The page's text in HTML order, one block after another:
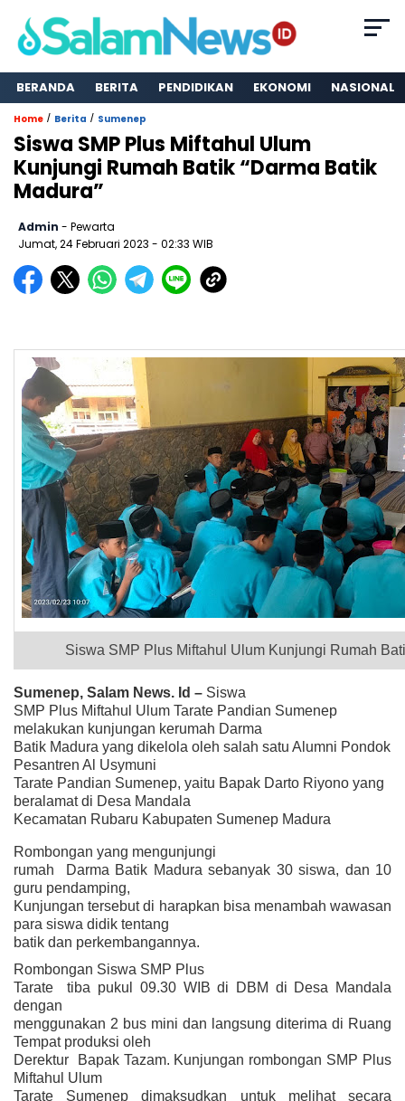
BERANDA BERITA PENDIDIKAN EKONOMI NASIONAL
Home / Berita / Sumenep
Siswa SMP Plus Miftahul Ulum
Kunjungi Rumah Batik “Darma Batik
Madura”
Admin - Pewarta
Jumat, 24 Februari 2023 - 02:33 WIB
Siswa SMP Plus Miftahul Ulum Kunjungi Rumah
Sumenep, Salam News. Id – Siswa
SMP Plus Miftahul Ulum Tarate Pandian Sumenep
melakukan kunjungan kerumah Darma
Batik Madura yang dikelola oleh salah satu Alumni Pondok
Pesantren Al Usymuni
Tarate Pandian Sumenep, yaitu Bapak Darto Riyono yang
beralamat di Desa Mandala
Kecamatan Rubaru Kabupaten Sumenep Madura
Rombongan yang mengunjungi
rumah Darma Batik Madura sebanyak 30 siswa, dan 10
guru pendamping,
Kunjungan tersebut di harapkan bisa menambah wawasan
para siswa didik tentang
batik dan perkembangannya.
Rombongan Siswa SMP Plus
Tarate tiba pukul 09.30 WIB di DBM di Desa Mandala
dengan
menggunakan 2 bus mini dan langsung diterima di Ruang
Tempat produksi oleh
Derektur Bapak Tazam. Kunjungan rombongan SMP Plus
Miftahul Ulum
Tarate Sumenep dimaksudkan untuk melihat secara